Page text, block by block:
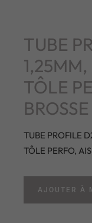
TUBE
TÔLE
BROSSE
TUBE PROFILE
TÔLE PERFO,
AJOUTER À